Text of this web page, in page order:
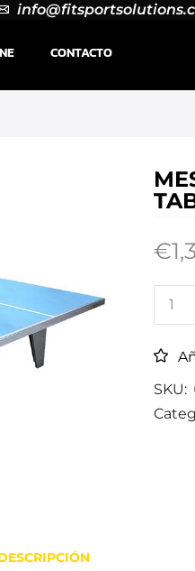
CONTACTO
€
SKU: